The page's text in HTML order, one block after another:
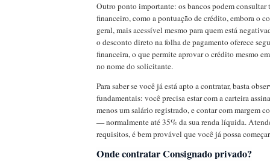
Outro ponto importante: os bancos podem consultar
financeiro, como a pontuação de crédito, embora o
geral, mais acessível mesmo para quem está
o desconto direto na folha de pagamento oferece
financeira, o que permite aprovar o crédito mesmo
no nome do solicitante.
Para saber se você já está apto a contratar, basta
fundamentais: você precisa estar com a carteira
menos um salário registrado, e contar com margem
— normalmente até 35% da sua renda líquida.
requisitos, é bem provável que você já possa
Onde contratar Consignado privado?